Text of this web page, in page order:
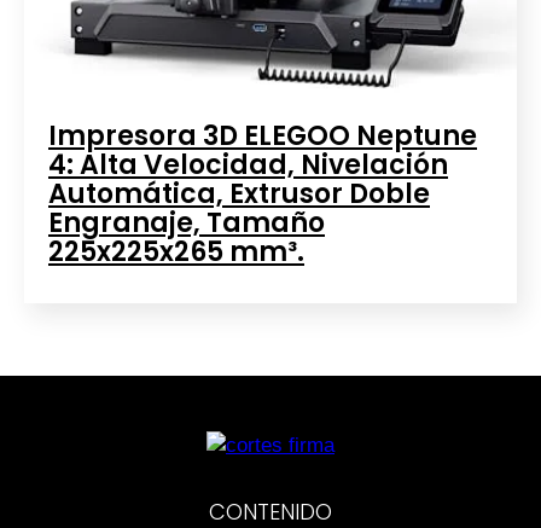
Impresora 3D ELEGOO Neptune
4: Alta Velocidad, Nivelación
Automática, Extrusor Doble
Engranaje, Tamaño
225x225x265 mm³.
CONTENIDO